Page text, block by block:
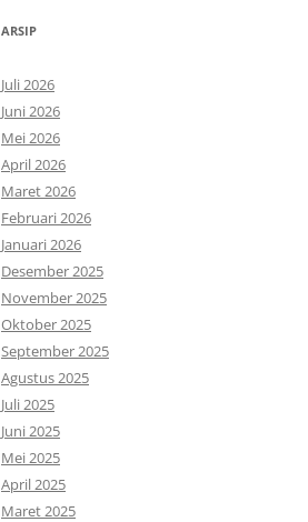
ARSIP
Juli 2026
Juni 2026
Mei 2026
April 2026
Maret 2026
Februari 2026
Januari 2026
Desember 2025
November 2025
Oktober 2025
September 2025
Agustus 2025
Juli 2025
Juni 2025
Mei 2025
April 2025
Maret 2025